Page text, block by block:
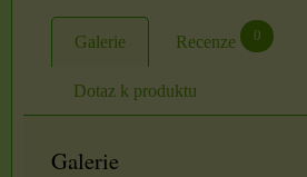
Galerie Recenze 0
Dotaz k produktu
Galerie